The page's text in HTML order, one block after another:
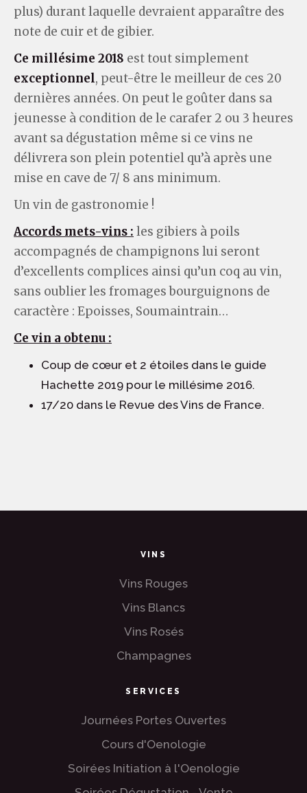
plus) durant laquelle devraient apparaître des
note de cuir et de gibier.
Ce millésime 2018 est tout simplement
exceptionnel, peut-être le meilleur de ces 20
dernières années. On peut le goûter dans sa
jeunesse à condition de le carafer 2 ou 3 heures
avant sa dégustation même si ce vins ne
délivrera son plein potentiel qu’à après une
mise en cave de 7/ 8 ans minimum.
Un vin de gastronomie !
Accords mets-vins : les gibiers à poils
accompagnés de champignons lui seront
d’excellents complices ainsi qu’un coq au vin,
sans oublier les fromages bourguignons de
caractère : Epoisses, Soumaintrain…
Ce vin a obtenu :
Coup de cœur et 2 étoiles dans le guide
Hachette 2019 pour le millésime 2016.
17/20 dans le Revue des Vins de France.
VINS
Vins Rouges
Vins Blancs
Vins Rosés
Champagnes
SERVICES
Journées Portes Ouvertes
Cours d'Oenologie
Soirées Initiation à l'Oenologie